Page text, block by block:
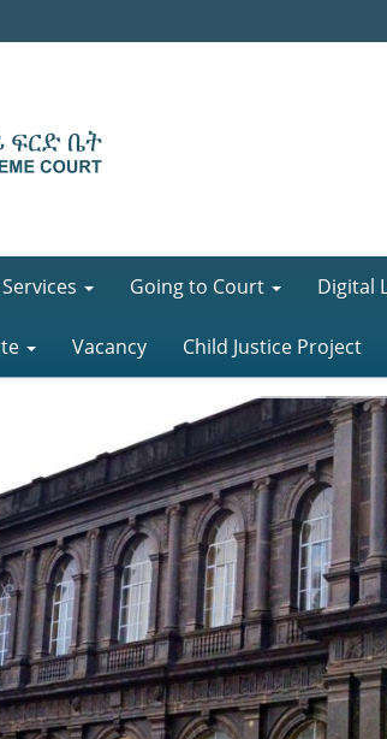
Going to Court Digital
Vacancy Child Justice Project